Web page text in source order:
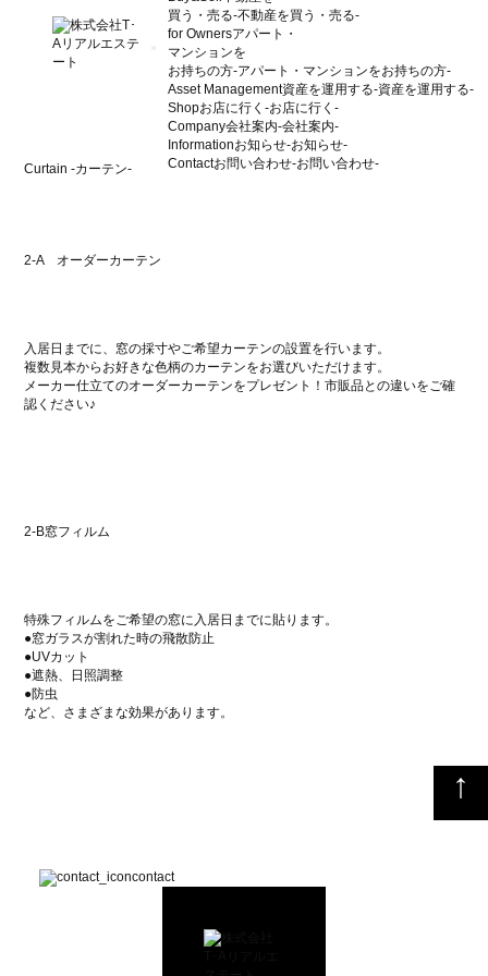
買う・売る-不動産を買う・売る-
for Ownersアパート・
マンションを
お持ちの方-アパート・マンションをお持ちの方-
Asset Management資産を運用する-資産を運用する-
Shopお店に行く -お店に行く-
Company会社案内-会社案内-
Informationお知らせ-お知らせ-
Contactお問い合わせ-お問い合わせ-
Curtain-カーテン-
2-A オーダーカーテン
入居日までに、窓の採寸やご希望カーテンの設置を行います。
複数見本からお好きな色柄のカーテンをお選びいただけます。
メーカー仕立てのオーダーカーテンをプレゼント！市販品との違いをご確
認ください♪
2-B窓フィルム
特殊フィルムをご希望の窓に入居日までに貼ります。
●窓ガラスが割れた時の飛散防止
●UVカット
●遮熱、日照調整
●防虫
など、さまざまな効果があります。
contact
↑